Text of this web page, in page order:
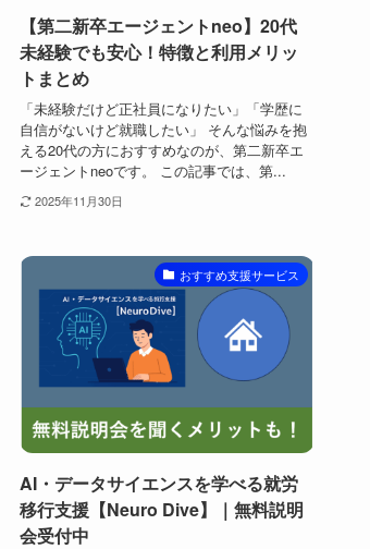
【第二新卒エージェントneo】20代
未経験でも安心！特徴と利用メリッ
トまとめ
「未経験だけど正社員になりたい」「学歴に
自信がないけど就職したい」 そんな悩みを抱
える20代の方におすすめなのが、第二新卒エ
ージェントneoです。 この記事では、第...
2025年11月30日
おすすめ支援サービス
AI・データサイエンスを学べる就労
移行支援【Neuro Dive】｜無料説明
会受付中